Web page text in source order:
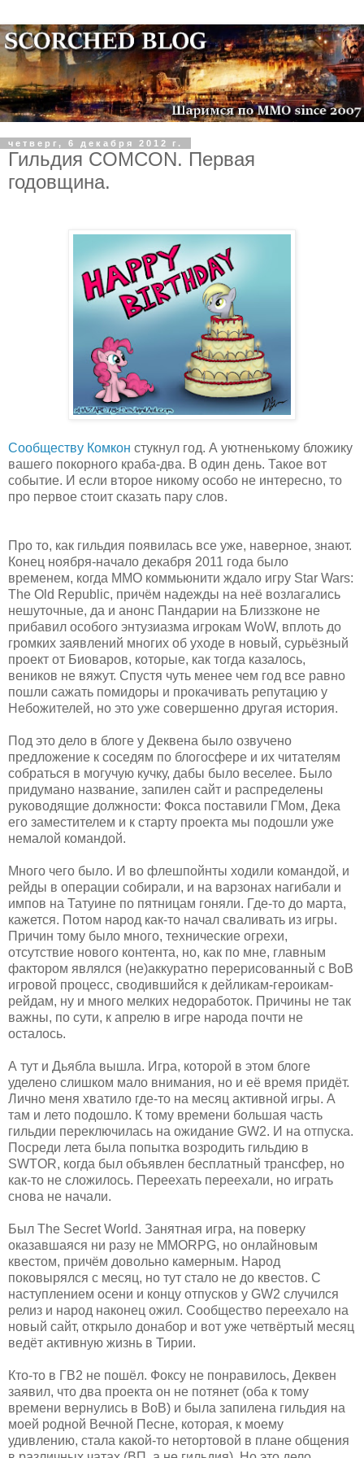
четверг, 6 декабря 2012 г.
Гильдия COMCON. Первая
годовщина.
Сообществу Комкон стукнул год. А уютненькому бложику
вашего покорного краба-два. В один день. Такое вот
событие. И если второе никому особо не интересно, то
про первое стоит сказать пару слов.
Про то, как гильдия появилась все уже, наверное, знают.
Конец ноября-начало декабря 2011 года было
временем, когда ММО коммьюнити ждало игру Star Wars:
The Old Republic, причём надежды на неё возлагались
нешуточные, да и анонс Пандарии на Близзконе не
прибавил особого энтузиазма игрокам WoW, вплоть до
громких заявлений многих об уходе в новый, сурьёзный
проект от Биоваров, которые, как тогда казалось,
веников не вяжут. Спустя чуть менее чем год все равно
пошли сажать помидоры и прокачивать репутацию у
Небожителей, но это уже совершенно другая история.
Под это дело в блоге у Деквена было озвучено
предложение к соседям по блогосфере и их читателям
собраться в могучую кучку, дабы было веселее. Было
придумано название, запилен сайт и распределены
руководящие должности: Фокса поставили ГМом, Дека
его заместителем и к старту проекта мы подошли уже
немалой командой.
Много чего было. И во флешпойнты ходили командой, и
рейды в операции собирали, и на варзонах нагибали и
импов на Татуине по пятницам гоняли. Где-то до марта,
кажется. Потом народ как-то начал сваливать из игры.
Причин тому было много, технические огрехи,
отсутствие нового контента, но, как по мне, главным
фактором являлся (не)аккуратно перерисованный с ВоВ
игровой процесс, сводившийся к дейликам-героикам-
рейдам, ну и много мелких недоработок. Причины не так
важны, по сути, к апрелю в игре народа почти не
осталось.
А тут и Дьябла вышла. Игра, которой в этом блоге
уделено слишком мало внимания, но и её время придёт.
Лично меня хватило где-то на месяц активной игры. А
там и лето подошло. К тому времени большая часть
гильдии переключилась на ожидание GW2. И на отпуска.
Посреди лета была попытка возродить гильдию в
SWTOR, когда был объявлен бесплатный трансфер, но
как-то не сложилось. Переехать переехали, но играть
снова не начали.
Был The Secret World. Занятная игра, на поверку
оказавшаяся ни разу не MMORPG, но онлайновым
квестом, причём довольно камерным. Народ
поковырялся с месяц, но тут стало не до квестов. С
наступлением осени и концу отпусков у GW2 случился
релиз и народ наконец ожил. Сообщество переехало на
новый сайт, открыло донабор и вот уже четвёртый месяц
ведёт активную жизнь в Тирии.
Кто-то в ГВ2 не пошёл. Фоксу не понравилось, Деквен
заявил, что два проекта он не потянет (оба к тому
времени вернулись в ВоВ) и была запилена гильдия на
моей родной Вечной Песне, которая, к моему
удивлению, стала какой-то нетортовой в плане общения